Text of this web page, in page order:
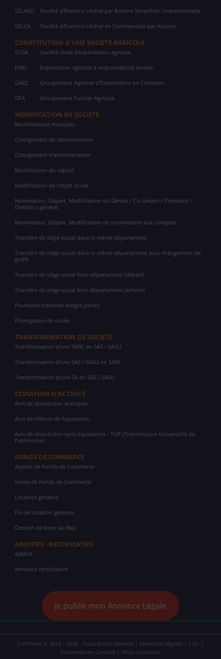
SELASU Société d'Exercice Libéral par Actions Simplifiée Unipersonnelle
SELCA Société d'Exercice Libéral en Commandite par Actions
CONSTITUTION D'UNE SOCIÉTÉ AGRICOLE
SCEA Société civile d'exploitation agricole
EARL Exploitation agricole à responsabilité limitée
GAEC Groupement Agricole d'Exploitation en Commun
GFA Groupement Foncier Agricole
MODIFICATION DE SOCIÉTÉ
Modifications multiples
Changement de dénomination
Changement d'administrateur
Modification du capital
Modification de l'objet social
Nomination, Départ, Modification du Gérant / Co-Gérant / Président /
Directeur général
Nomination, Départ, Modification de commissaire aux comptes
Transfert de siège social dans le même département
Transfert de siège social dans le même département avec changement de
greffe
Transfert de siège social hors département (départ)
Transfert de siège social hors département (arrivée)
Poursuite d'activité malgré pertes
Prorogation de durée
TRANSFORMATION DE SOCIÉTÉ
Transformation d'une SARL en SAS / SASU
Transformation d'une SAS / SASU en SARL
Transformation d'une SA en SAS / SASU
CESSATION D'ACTIVITÉ
Avis de dissolution anticipée
Avis de clôture de liquidation
Avis de dissolution sans liquidation - TUP (Transmission Universelle de
Patrimoine)
FONDS DE COMMERCE
Apport de Fonds de Commerce
Vente de Fonds de Commerce
Location gérance
Fin de location gérance
Cession de Droit au Bail
ADDITIFS - RECTIFICATIFS
Additif
Annonce rectificative
Je publie mon Annonce Légale
JuriPresse © 2015 - 2026 - Tous droits réservés | Mentions légales CGV
Informations Cookies| Nous Contacter